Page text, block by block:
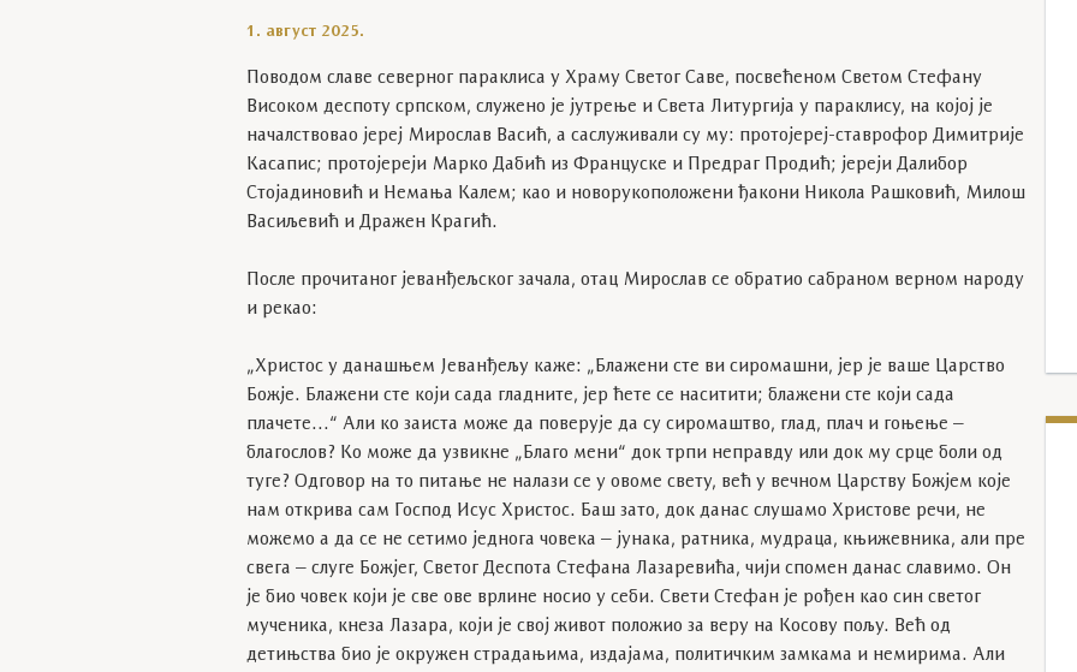
1. август 2025.
Поводом славе северног параклиса у Храму Светог Саве, посвећеном Светом Стефану
Високом деспоту српском, служено је јутрење и Света Литургија у параклису, на којој је
началствовао јереј Мирослав Васић, а саслуживали су му: протојереј-ставрофор Димитрије
Касапис; протојереји Марко Дабић из Француске и Предраг Продић; јереји Далибор
Стојадиновић и Немања Калем; као и новорукоположени ђакони Никола Рашковић, Милош
Васиљевић и Дражен Крагић.
После прочитаног јеванђељског зачала, отац Мирослав се обратио сабраном верном народу
и рекао:
„Христос у данашњем Јеванђељу каже: „Блажени сте ви сиромашни, јер је ваше Царство
Божје. Блажени сте који сада гладните, јер ћете се наситити; блажени сте који сада
плачете…“ Али ко заиста може да поверује да су сиромаштво, глад, плач и гоњење –
благослов? Ко може да узвикне „Благо мени“ док трпи неправду или док му срце боли од
туге? Одговор на то питање не налази се у овоме свету, већ у вечном Царству Божјем које
нам открива сам Господ Исус Христос. Баш зато, док данас слушамо Христове речи, не
можемо а да се не сетимо једнога човека – јунака, ратника, мудраца, књижевника, али пре
свега – слуге Божјег, Светог Деспота Стефана Лазаревића, чији спомен данас славимо. Он
је био човек који је све ове врлине носио у себи. Свети Стефан је рођен као син светог
мученика, кнеза Лазара, који је свој живот положио за веру на Косову пољу. Већ од
детињства био је окружен страдањима, издајама, политичким замкама и немирима. Али